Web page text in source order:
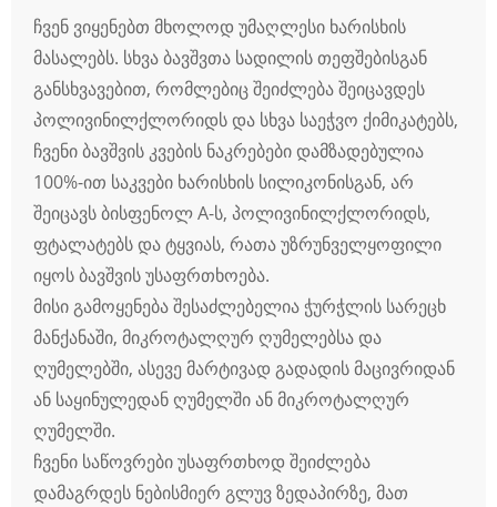
ჩვენ ვიყენებთ მხოლოდ უმაღლესი ხარისხის
მასალებს. სხვა ბავშვთა სადილის თეფშებისგან
განსხვავებით, რომლებიც შეიძლება შეიცავდეს
პოლივინილქლორიდს და სხვა საეჭვო ქიმიკატებს,
ჩვენი ბავშვის კვების ნაკრებები დამზადებულია
100%-ით საკვები ხარისხის სილიკონისგან, არ
შეიცავს ბისფენოლ A-ს, პოლივინილქლორიდს,
ფტალატებს და ტყვიას, რათა უზრუნველყოფილი
იყოს ბავშვის უსაფრთხოება.
მისი გამოყენება შესაძლებელია ჭურჭლის სარეცხ
მანქანაში, მიკროტალღურ ღუმელებსა და
ღუმელებში, ასევე მარტივად გადადის მაცივრიდან
ან საყინულედან ღუმელში ან მიკროტალღურ
ღუმელში.
ჩვენი საწოვრები უსაფრთხოდ შეიძლება
დამაგრდეს ნებისმიერ გლუვ ზედაპირზე, მათ